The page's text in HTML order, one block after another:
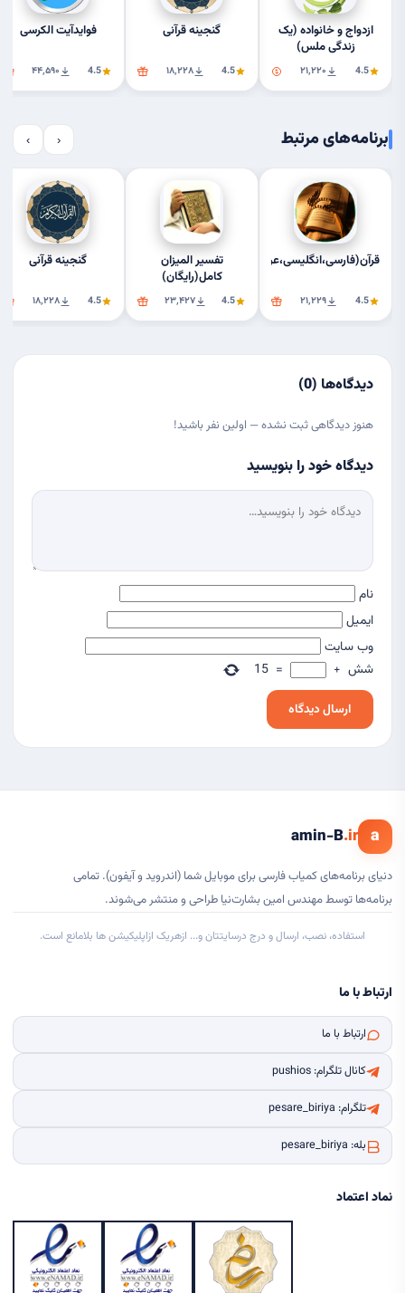
ازدواج و خانواده (یک
زندگی ملس)
4.5 ۲۱٬۲۲۰
گنجینه قرآنی
4.5 ۱۸٬۲۲۸
فوایدآیت الکرسی
4.5 ۴۴٬۵۹۰
برنامه‌های مرتبط ‹
›
قرآن(فارسی،انگلیسی،عربی)
4.5 ۲۱٬۲۲۹
تفسیر المیزان
کامل(رایگان)
4.5 ۲۳٬۴۲۷
گنجینه قرآنی
4.5 ۱۸٬۲۲۸
دیدگاه‌ها (0)
هنوز دیدگاهی ثبت نشده — اولین نفر باشید!
دیدگاه خود را بنویسید
نام
ایمیل
وب‌ سایت
شش +
=
15
a
amin-B.ir
دنیای برنامه‌های کمیاب فارسی برای موبایل شما (اندروید و آیفون). تمامی
برنامه‌ها توسط مهندس امین بشارت‌نیا طراحی و منتشر می‌شوند.
استفاده، نصب، ارسال و درج درسایتتان و... ازهریک ازاپلیکیشن ها بلامانع است.
ارتباط با ما
ارتباط با ما
کانال تلگرام: pushios
تلگرام: pesare_biriya
بله: pesare_biriya
نماد اعتماد